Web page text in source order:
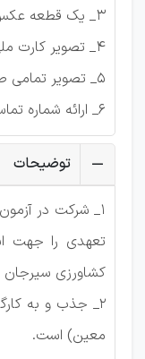
3_ یک قطعه عکس 4*3
4_ تصویر کارت ملی
5_ تصویر تمامی صفحات شناسنامه
6_ ارائه شماره تماس و آدرس محل سکونت
توضیحات
1_ شرکت در
تعهدی را جهت
کشاورزی سیرجان
2_ جذب و به
معین) است.